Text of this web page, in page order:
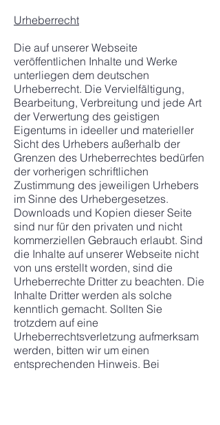
Urheberrecht
Die auf unserer Webseite
veröffentlichen Inhalte und Werke
unterliegen dem deutschen
Urheberrecht. Die Vervielfältigung,
Bearbeitung, Verbreitung und jede Art
der Verwertung des geistigen
Eigentums in ideeller und materieller
Sicht des Urhebers außerhalb der
Grenzen des Urheberrechtes bedürfen
der vorherigen schriftlichen
Zustimmung des jeweiligen Urhebers
im Sinne des Urhebergesetzes.
Downloads und Kopien dieser Seite
sind nur für den privaten und nicht
kommerziellen Gebrauch erlaubt. Sind
die Inhalte auf unserer Webseite nicht
von uns erstellt worden, sind die
Urheberrechte Dritter zu beachten. Die
Inhalte Dritter werden als solche
kenntlich gemacht. Sollten Sie
trotzdem auf eine
Urheberrechtsverletzung aufmerksam
werden, bitten wir um einen
entsprechenden Hinweis. Bei